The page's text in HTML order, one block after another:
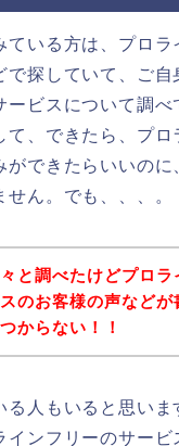
ている方は、プロラ
で探していて、ご自
ービスについて調べ
て、できたら、プロ
ができたらいいのに
ん。でも、、、。
と調べたけどプロラ
のお客様の声などが
からない！！
る人もいると思いま
インフリーのサービ